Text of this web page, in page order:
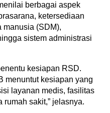
berbagai aspek
ketersediaan
manusia (SDM),
sistem administrasi
kesiapan RSD.
menuntut kesiapan yang
layanan medis, fasilitas
sakit,” jelasnya.